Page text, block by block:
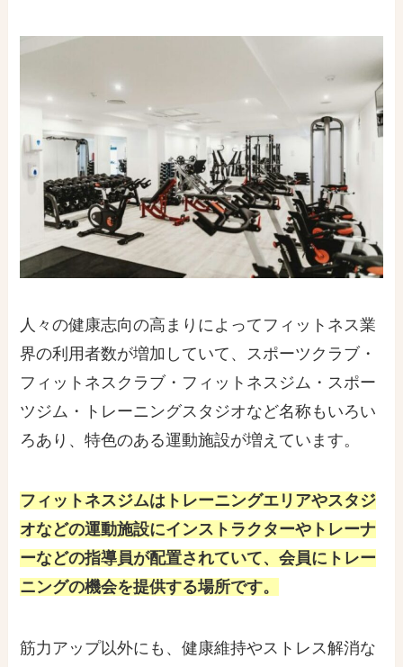
人々の健康志向の高まりによってフィットネス業
界の利用者数が増加していて、スポーツクラブ・
フィットネスクラブ・フィットネスジム・スポー
ツジム・トレーニングスタジオなど名称もいろい
ろあり、特色のある運動施設が増えています。
フィットネスジムはトレーニングエリアやスタジ
オなどの運動施設にインストラクターやトレーナ
ーなどの指導員が配置されていて、会員にトレー
ニングの機会を提供する場所です。
筋力アップ以外にも、健康維持やストレス解消な